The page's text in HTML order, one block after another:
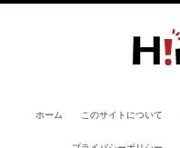
ホーム このサイトについて